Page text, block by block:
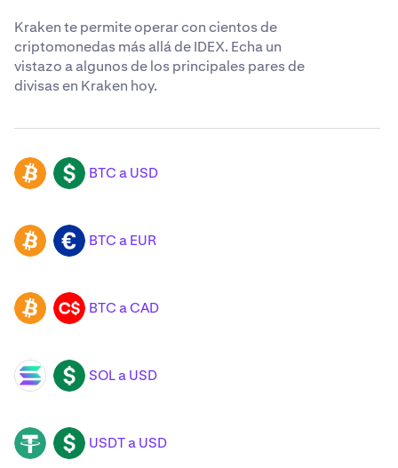
Kraken te permite operar con cientos de
criptomonedas más allá de IDEX. Echa un
vistazo a algunos de los principales pares de
divisas en Kraken hoy.
BTC USD BTC a USD
BTC EUR BTC a EUR
BTC CAD BTC a CAD
SOL USD SOL a USD
USDT USD USDT a USD